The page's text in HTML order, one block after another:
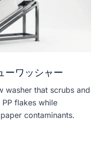
ーワッシャー
washer that scrubs and
PP flakes while
contaminants.